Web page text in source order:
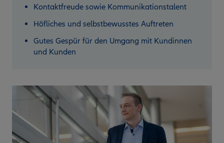
Kontaktfreude sowie Kommunikationstalent
Höfliches und selbstbewusstes Auftreten
Gutes Gespür für den Umgang mit Kundinnen
und Kunden